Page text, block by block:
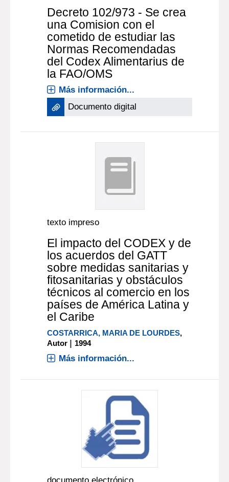
Decreto 102/973 - Se crea
una Comision con el
cometido de estudiar las
Normas Recomendadas
del Codex Alimentarius de
la FAO/OMS
Más información...
Documento digital
texto impreso
El impacto del CODEX y de
los acuerdos del GATT
sobre medidas sanitarias y
fitosanitarias y obstáculos
técnicos al comercio en los
países de América Latina y
el Caribe
COSTARRICA, MARIA DE LOURDES,
Autor | 1994
Más información...